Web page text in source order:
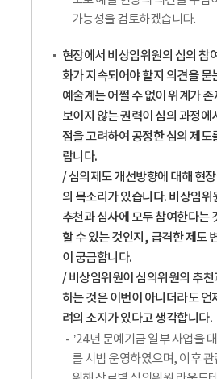
가능성을 검토하겠습니다.
현장에서 비상임위원의 심의 참
화가 지속되어야 할지 의견을 묻
예술계는 어쩔 수 없이 위계가
보이지 않는 권력이 심의 과정에
점을 고려하여 공정한 심의 제도
랍니다.
/ 심의제도 개선방향에 대해 현
의 목소리가 있습니다. 비상임
추천과 심사에 모두 참여한다는
할 수 있는 것인지, 급격한 제도
이 궁금합니다.
/ 비상임위원이 심의위원의 추천
하는 것은 이번이 아니더라도 언
려의 소지가 있다고 생각합니다.
’24년 문예기금 일부 사업을
를 시범 운영하였으며, 이후 관